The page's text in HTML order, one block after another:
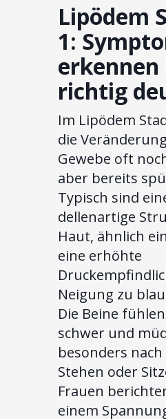
Lipödem
1:
erkennen
richtig
Im Lipödem
die
Gewebe oft
aber bereits
Typisch sind
dellenartige
Haut, ähnlich
eine erhöhte
Neigung zu
Die Beine
schwer und
besonders
Stehen oder
Frauen
einem